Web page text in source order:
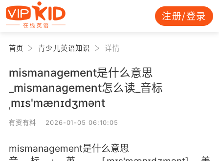
注册/登录
首页 青少儿英语知识 详情
mismanagement是什么意思
_mismanagement怎么读_音标
ˌmɪs'mænɪdʒmənt
有资有料 2026-01-05 06:10:05
mismanagement是什么意思